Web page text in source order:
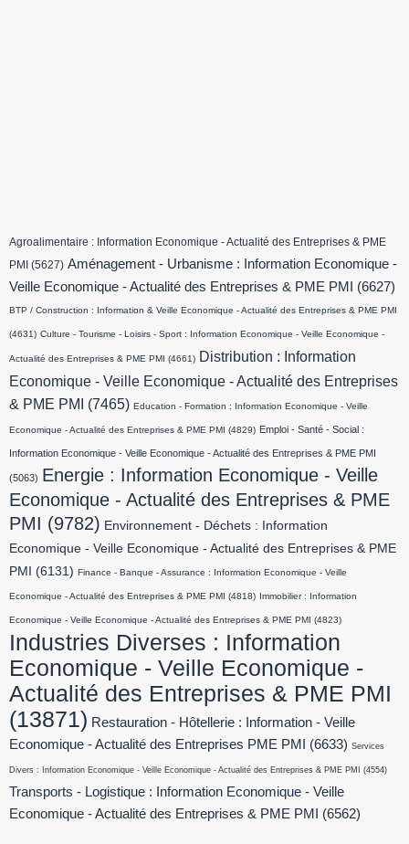
Agroalimentaire : Information Economique - Actualité des Entreprises & PME
PMI (5627) Aménagement - Urbanisme : Information Economique -
Veille Economique - Actualité des Entreprises & PME PMI
(6627)
BTP / Construction : Information & Veille Economique - Actualité des Entreprises & PME PMI
(4631) Culture - Tourisme - Loisirs - Sport : Information Economique - Veille Economique -
Actualité des Entreprises & PME PMI (4661) Distribution : Information
Economique - Veille Economique - Actualité des Entreprises
& PME PMI
(7465) Education - Formation : Information Economique - Veille
Economique - Actualité des Entreprises & PME PMI (4829) Emploi - Santé - Social :
Information Economique - Veille Economique - Actualité des Entreprises & PME PMI
(5063) Energie : Information Economique - Veille
Economique - Actualité des Entreprises & PME
PMI (9782) Environnement - Déchets : Information
Economique - Veille Economique - Actualité des Entreprises & PME
PMI
(6131) Finance - Banque - Assurance : Information Economique - Veille
Economique - Actualité des Entreprises & PME PMI (4818) Immobilier : Information
Economique - Veille Economique - Actualité des Entreprises & PME PMI (4823)
Industries Diverses : Information
Economique - Veille Economique -
Actualité des Entreprises & PME PMI
(13871) Restauration - Hôtellerie : Information - Veille
Economique - Actualité des Entreprises PME PMI
(6633) Services
Divers : Information Economique - Veille Economique - Actualité des Entreprises & PME PMI (4554)
Transports - Logistique : Information Economique - Veille
Economique - Actualité des Entreprises & PME PMI
(6562)